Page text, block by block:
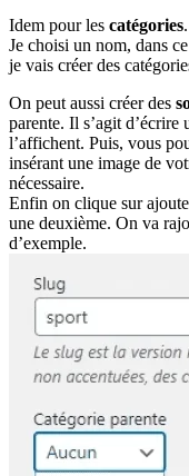
Idem pour les catégories
Je choisi un nom, dans
je vais créer des
On peut aussi créer des
parente. Il s’agit d’écrire
l’affichent. Puis, vous
insérant une image de
nécessaire.
Enfin on clique sur
une deuxième. On va
d’exemple.